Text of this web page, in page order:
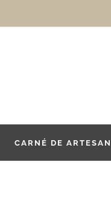
CARNÉ DE